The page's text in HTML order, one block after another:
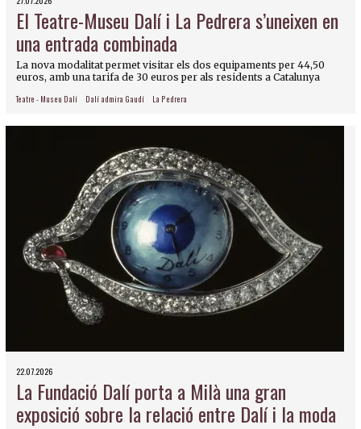
El Teatre-Museu Dalí i La Pedrera s’uneixen en
una entrada combinada
La nova modalitat permet visitar els dos equipaments per 44,50
euros, amb una tarifa de 30 euros per als residents a Catalunya
Teatre - Museu Dalí Dalí admira Gaudí La Pedrera
22.07.2026
La Fundació Dalí porta a Milà una gran
exposició sobre la relació entre Dalí i la moda